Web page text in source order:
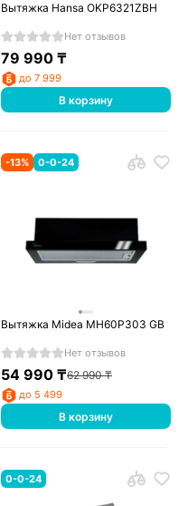
Вытяжка Hansa OKP6321ZBH
Нет отзывов
79 990 ₸
до 7 999
В корзину
-13% 0-0-24
Вытяжка Midea MH60P303 GB
Нет отзывов
54 990 ₸62 990₸
до 5 499
В корзину
0-0-24